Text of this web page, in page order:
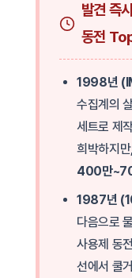
발견 즉
동전
1998년
수집계의
세트로 제
희박하지
400만
1987년
다음으로
사용제 동
선에서 쿨